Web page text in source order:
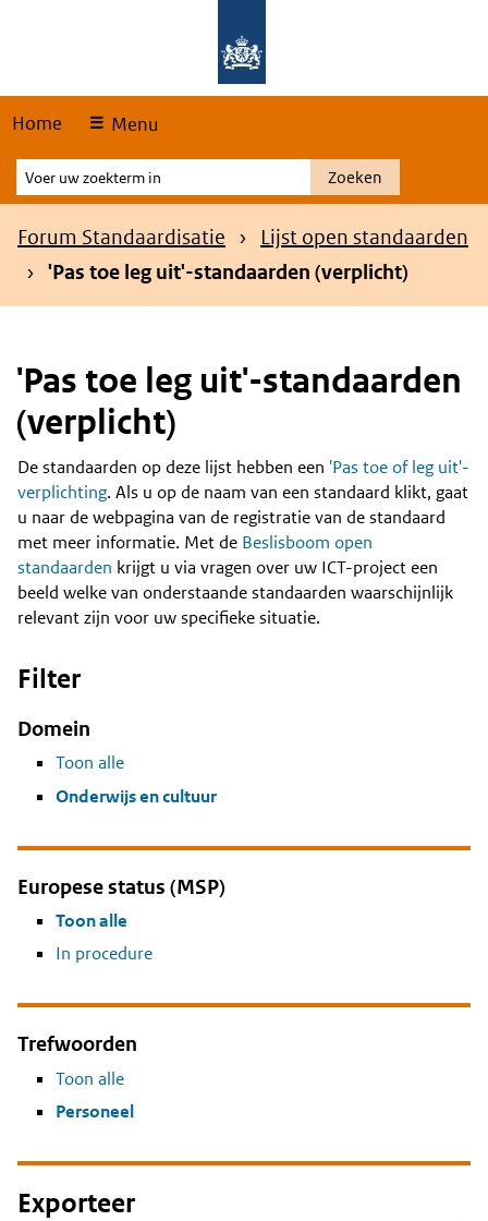
Home Menu
Voer
uw
zoekterm
Zoeken
Kruimelpad
Forum Standaardisatie
Lijst open standaarden
'Pas toe leg uit'-standaarden (verplicht)
'Pas toe leg uit'-standaarden
(verplicht)
Content
De standaarden op deze lijst hebben een 'Pas toe of leg uit'-
verplichting. Als u op de naam van een standaard klikt, gaat
u naar de webpagina van de registratie van de standaard
met meer informatie. Met de Beslisboom open
standaarden krijgt u via vragen over uw ICT-project een
beeld welke van onderstaande standaarden waarschijnlijk
relevant zijn voor uw specifieke situatie.
Filter
Domein
Toon alle
Onderwijs en cultuur
Europese status (MSP)
Toon alle
In procedure
Trefwoorden
Toon alle
Personeel
Exporteer